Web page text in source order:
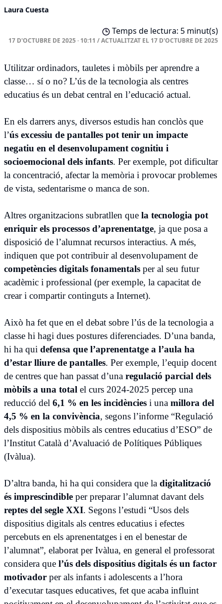
Laura Cuesta
Temps de lectura: 5 minut(s)
17 D'OCTUBRE DE 2025 · 10:11 /ACTUALITZAT EL 17 D'OCTUBRE DE 2025
Utilitzar ordinadors, tauletes i mòbils per aprendre a
classe… sí o no? L’ús de la tecnologia als centres
educatius és un debat central en l’educació actual.
En els darrers anys, diversos estudis han conclòs que
l’ús excessiu de pantalles pot tenir un impacte
negatiu en el desenvolupament cognitiu i
socioemocional dels infants. Per exemple, pot dificultar
la concentració, afectar la memòria i provocar problemes
de vista, sedentarisme o manca de son.
Altres organitzacions subratllen que la tecnologia pot
enriquir els processos d’aprenentatge, ja que posa a
disposició de l’alumnat recursos interactius. A més,
indiquen que pot contribuir al desenvolupament de
competències digitals fonamentals per al seu futur
acadèmic i professional (per exemple, la capacitat de
crear i compartir continguts a Internet).
Això ha fet que en el debat sobre l’ús de la tecnologia a
classe hi hagi dues postures diferenciades. D’una banda,
hi ha qui defensa que l’aprenentatge a l’aula ha
d’estar lliure de pantalles. Per exemple, l’equip docent
de centres que han passat d’una regulació parcial dels
mòbils a una total el curs 2024-2025 percep una
reducció del 6,1 % en les incidències i una millora del
4,5 % en la convivència, segons l’informe “Regulació
dels dispositius mòbils als centres educatius d’ESO” de
l’Institut Català d’Avaluació de Polítiques Públiques
(Ivàlua).
D’altra banda, hi ha qui considera que la digitalització
és imprescindible per preparar l’alumnat davant dels
reptes del segle XXI. Segons l’estudi “Usos dels
dispositius digitals als centres educatius i efectes
percebuts en els aprenentatges i en el benestar de
l’alumnat”, elaborat per Ivàlua, en general el professorat
considera que l’ús dels dispositius digitals és un factor
motivador per als infants i adolescents a l’hora
d’executar tasques educatives, fet que acaba influint